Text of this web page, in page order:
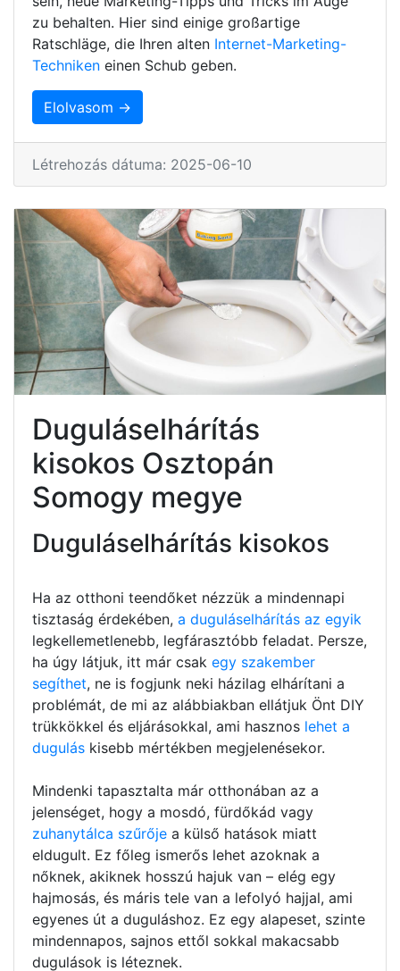
zu behalten. Hier sind einige großartige
Ratschläge, die Ihren alten Internet-Marketing-
Techniken einen Schub geben.
Elolvasom →
Létrehozás dátuma: 2025-06-10
Duguláselhárítás
kisokos Osztopán
Somogy megye
Duguláselhárítás kisokos
Ha az otthoni teendőket nézzük a mindennapi
tisztaság érdekében, a duguláselhárítás az egyik
legkellemetlenebb, legfárasztóbb feladat. Persze,
ha úgy látjuk, itt már csak egy szakember
segíthet, ne is fogjunk neki házilag elhárítani a
problémát, de mi az alábbiakban ellátjuk Önt DIY
trükkökkel és eljárásokkal, ami hasznos lehet a
dugulás kisebb mértékben megjelenésekor.
Mindenki tapasztalta már otthonában az a
jelenséget, hogy a mosdó, fürdőkád vagy
zuhanytálca szűrője a külső hatások miatt
eldugult. Ez főleg ismerős lehet azoknak a
nőknek, akiknek hosszú hajuk van – elég egy
hajmosás, és máris tele van a lefolyó hajjal, ami
egyenes út a duguláshoz. Ez egy alapeset, szinte
mindennapos, sajnos ettől sokkal makacsabb
dugulások is léteznek.